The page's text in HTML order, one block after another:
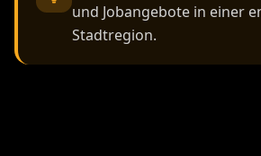
und Jobangebote in einer
Stadtregion.